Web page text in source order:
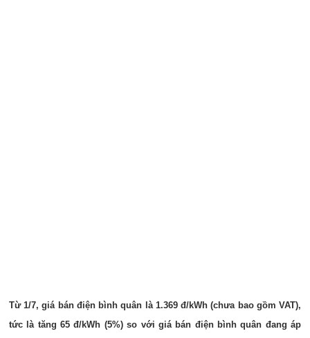
Từ 1/7, giá bán điện bình quân là 1.369 đ/kWh (chưa bao gồm VAT),
tức là tăng 65 đ/kWh (5%) so với giá bán điện bình quân đang áp